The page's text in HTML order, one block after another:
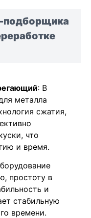
подборщика
: В
металла
сжатия,
что
и время.
простоту в
и
стабильную
времени.